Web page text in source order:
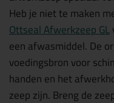
Heb je niet te maken
Ottseal Afwerkzeep GL
een afwasmiddel. De
voedingsbron voor
handen en het
zeep zijn. Breng de